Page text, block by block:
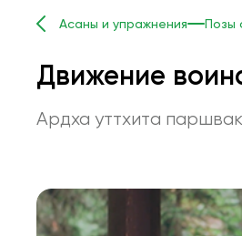
Асаны и упражнения Позы
Движение
Ардха уттхита